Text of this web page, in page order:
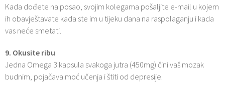
Kada dođete na posao, svojim kolegama pošaljite e-mail u kojem
ih obavještavate kada ste im u tijeku dana na raspolaganju i kada
vas neće smetati.
9. Okusite ribu
Jedna Omega 3 kapsula svakoga jutra (450mg) čini vaš mozak
budnim, pojačava moć učenja i štiti od depresije.